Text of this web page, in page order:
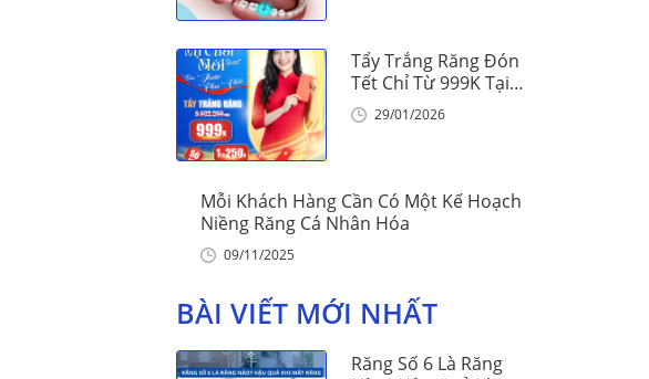
Tẩy Trắng Răng Đón
Tết Chỉ Từ 999K Tại
Nha Khoa Vinalign
29/01/2026
Mỗi Khách Hàng Cần Có Một Kế Hoạch
Niềng Răng Cá Nhân Hóa
09/11/2025
BÀI VIẾT MỚI NHẤT
Răng Số 6 Là Răng